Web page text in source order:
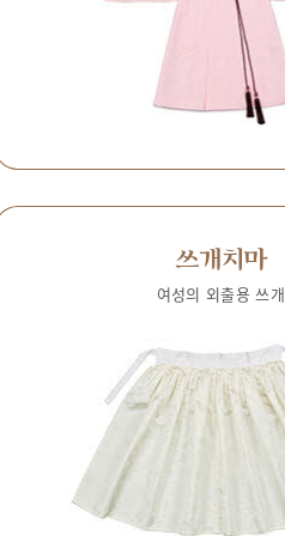
쓰개치마
여성의 외출용 쓰개